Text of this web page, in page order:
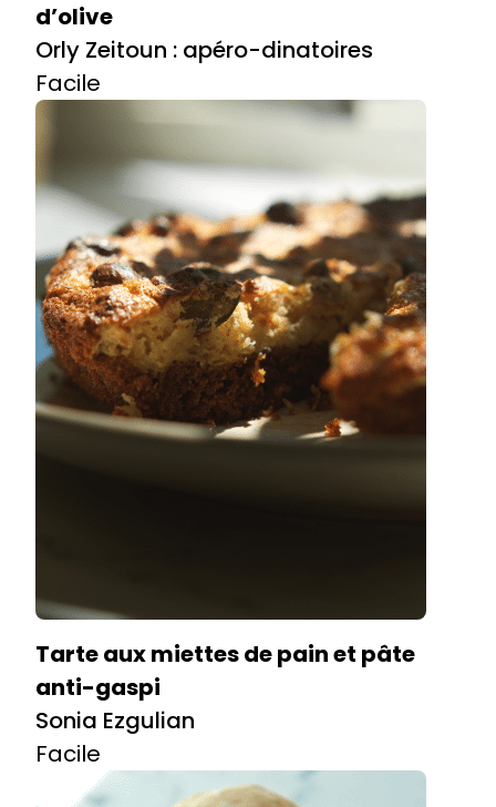
d’olive
Orly Zeitoun : apéro-dinatoires
Facile
Tarte aux miettes de pain et pâte
anti-gaspi
Sonia Ezgulian
Facile